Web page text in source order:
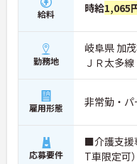
給料 時給1,065
勤務地
岐阜県 加
ＪＲ太多
雇用形態 非常勤・パ
応募要件
■介護支援
T車限定可